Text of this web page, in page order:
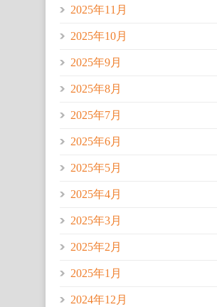
2025年11月
2025年10月
2025年9月
2025年8月
2025年7月
2025年6月
2025年5月
2025年4月
2025年3月
2025年2月
2025年1月
2024年12月